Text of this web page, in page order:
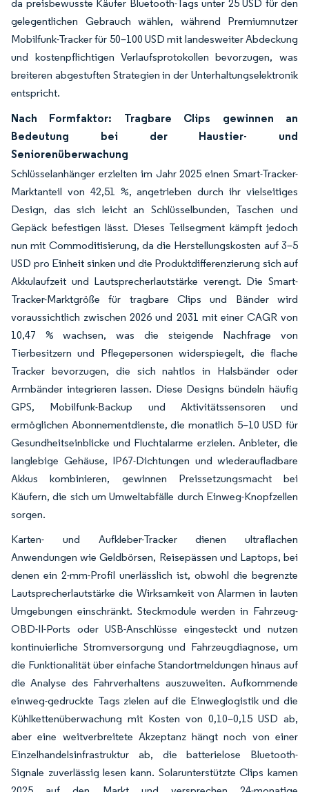
da preisbewusste Käufer Bluetooth-Tags unter 25 USD für den
gelegentlichen Gebrauch wählen, während Premiumnutzer
Mobilfunk-Tracker für 50–100 USD mit landesweiter Abdeckung
und kostenpflichtigen Verlaufsprotokollen bevorzugen, was
breiteren abgestuften Strategien in der Unterhaltungselektronik
entspricht.
Nach Formfaktor: Tragbare Clips gewinnen an
Bedeutung bei der Haustier- und
Seniorenüberwachung
Schlüsselanhänger erzielten im Jahr 2025 einen Smart-Tracker-
Marktanteil von 42,51 %, angetrieben durch ihr vielseitiges
Design, das sich leicht an Schlüsselbunden, Taschen und
Gepäck befestigen lässt. Dieses Teilsegment kämpft jedoch
nun mit Commoditisierung, da die Herstellungskosten auf 3–5
USD pro Einheit sinken und die Produktdifferenzierung sich auf
Akkulaufzeit und Lautsprecherlautstärke verengt. Die Smart-
Tracker-Marktgröße für tragbare Clips und Bänder wird
voraussichtlich zwischen 2026 und 2031 mit einer CAGR von
10,47 % wachsen, was die steigende Nachfrage von
Tierbesitzern und Pflegepersonen widerspiegelt, die flache
Tracker bevorzugen, die sich nahtlos in Halsbänder oder
Armbänder integrieren lassen. Diese Designs bündeln häufig
GPS, Mobilfunk-Backup und Aktivitätssensoren und
ermöglichen Abonnementdienste, die monatlich 5–10 USD für
Gesundheitseinblicke und Fluchtalarme erzielen. Anbieter, die
langlebige Gehäuse, IP67-Dichtungen und wiederaufladbare
Akkus kombinieren, gewinnen Preissetzungsmacht bei
Käufern, die sich um Umweltabfälle durch Einweg-Knopfzellen
sorgen.
Karten- und Aufkleber-Tracker dienen ultraflachen
Anwendungen wie Geldbörsen, Reisepässen und Laptops, bei
denen ein 2-mm-Profil unerlässlich ist, obwohl die begrenzte
Lautsprecherlautstärke die Wirksamkeit von Alarmen in lauten
Umgebungen einschränkt. Steckmodule werden in Fahrzeug-
OBD-II-Ports oder USB-Anschlüsse eingesteckt und nutzen
kontinuierliche Stromversorgung und Fahrzeugdiagnose, um
die Funktionalität über einfache Standortmeldungen hinaus auf
die Analyse des Fahrverhaltens auszuweiten. Aufkommende
einweg-gedruckte Tags zielen auf die Einweglogistik und die
Kühlkettenüberwachung mit Kosten von 0,10–0,15 USD ab,
aber eine weitverbreitete Akzeptanz hängt noch von einer
Einzelhandelsinfrastruktur ab, die batterielose Bluetooth-
Signale zuverlässig lesen kann. Solarunterstützte Clips kamen